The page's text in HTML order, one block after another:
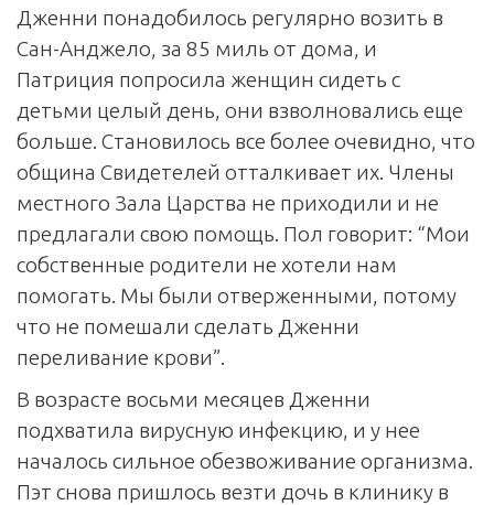
Дженни понадобилось регулярно возить в
Сан-Анджело, за 85 миль от дома, и
Патриция попросила женщин сидеть с
детьми целый день, они взволновались еще
больше. Становилось все более очевидно, что
община Свидетелей отталкивает их. Члены
местного Зала Царства не приходили и не
предлагали свою помощь. Пол говорит: “Мои
собственные родители не хотели нам
помогать. Мы были отверженными, потому
что не помешали сделать Дженни
переливание крови”.
В возрасте восьми месяцев Дженни
подхватила вирусную инфекцию, и у нее
началось сильное обезвоживание организма.
Пэт снова пришлось везти дочь в клинику в